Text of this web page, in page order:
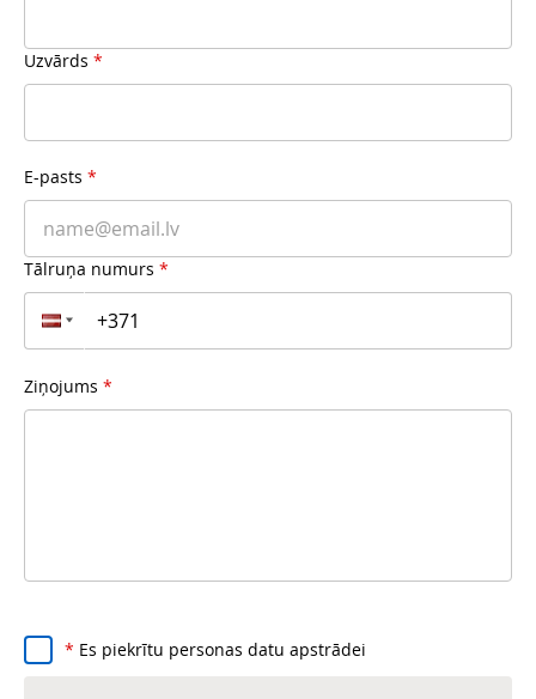
Uzvārds *
E-pasts *
Tālruņa numurs *
Ziņojums *
* Es piekrītu personas datu apstrādei